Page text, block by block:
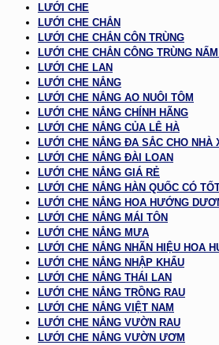
LƯỚI CHE
LƯỚI CHE CHẮN
LƯỚI CHE CHẮN CÔN TRÙNG
LƯỚI CHE CHẮN CÔNG TRÙNG NẤM
LƯỚI CHE LAN
LƯỚI CHE NẮNG
LƯỚI CHE NẮNG AO NUÔI TÔM
LƯỚI CHE NẮNG CHÍNH HÃNG
LƯỚI CHE NẮNG CỦA LÊ HÀ
LƯỚI CHE NẮNG ĐA SẮC CHO NHÀ
LƯỚI CHE NẮNG ĐÀI LOAN
LƯỚI CHE NẮNG GIÁ RẺ
LƯỚI CHE NẮNG HÀN QUỐC CÓ
LƯỚI CHE NẮNG HOA HƯỚNG
LƯỚI CHE NẮNG MÁI TÔN
LƯỚI CHE NẮNG MƯA
LƯỚI CHE NẮNG NHÃN HIỆU HOA
LƯỚI CHE NẮNG NHẬP KHẨU
LƯỚI CHE NẮNG THÁI LAN
LƯỚI CHE NẮNG TRỒNG RAU
LƯỚI CHE NẮNG VIỆT NAM
LƯỚI CHE NẮNG VƯỜN RAU
LƯỚI CHE NẮNG VƯỜN ƯƠM